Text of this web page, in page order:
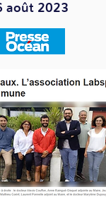
août 2023